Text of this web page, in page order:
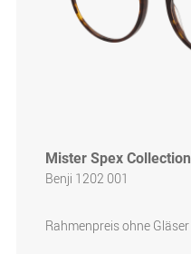
Mister Spex Collection
Benji 1202 001
Rahmenpreis ohne Gläser